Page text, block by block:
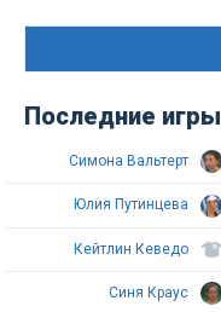
Последние игры
Симона Вальтерт
Юлия Путинцева
Кейтлин Кеведо
Синя Краус